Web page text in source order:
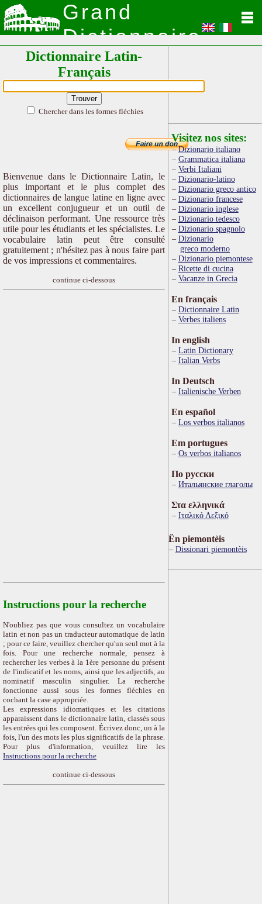
Grand
Dictionnaire
Latin
Dictionnaire Latin-
Français
Chercher dans les formes fléchies
Bienvenue dans le Dictionnaire Latin, le
plus important et le plus complet des
dictionnaires de langue latine en ligne avec
un excellent conjugueur et un outil de
déclinaison performant. Une ressource très
utile pour les étudiants et les spécialistes. Le
vocabulaire latin peut être consulté
gratuitement ; n'hésitez pas à nous faire part
de vos impressions et commentaires.
continue ci-dessous
Instructions pour la recherche
N'oubliez pas que vous consultez un vocabulaire
latin et non pas un traducteur automatique de latin
; pour ce faire, veuillez chercher qu'un seul mot à la
fois. Pour une recherche normale, pensez à
rechercher les verbes à la 1ère personne du présent
de l'indicatif et les noms, ainsi que les adjectifs, au
nominatif masculin singulier. La recherche
fonctionne aussi sous les formes fléchies en
cochant la case appropriée.
Les expressions idiomatiques et les citations
apparaissent dans le dictionnaire latin, classés sous
les entrées qui les composent. Écrivez donc, un à la
fois, l'un des mots les plus significatifs de la phrase.
Pour plus d'information, veuillez lire les
Instructions pour la recherche
continue ci-dessous
Visitez nos sites:
Dizionario italiano
Grammatica italiana
Verbi Italiani
Dizionario-latino
Dizionario greco antico
Dizionario francese
Dizionario inglese
Dizionario tedesco
Dizionario spagnolo
Dizionario
greco moderno
Dizionario piemontese
Ricette di cucina
Vacanze in Grecia
En français
Dictionnaire Latin
Verbes italiens
In english
Latin Dictionary
Italian Verbs
In Deutsch
Italienische Verben
En español
Los verbos italianos
Em portugues
Os verbos italianos
По русски
Итальянские глаголы
Στα ελληνικά
Ιταλικό Λεξικό
Ën piemontèis
Dissionari piemontèis